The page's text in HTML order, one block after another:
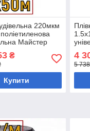
220мкм
Майстер
₴
Купити
4
5